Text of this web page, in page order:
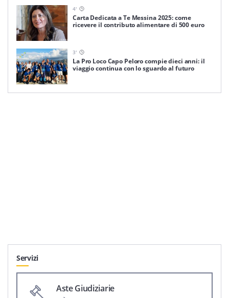
4'
Carta Dedicata a Te Messina 2025: come
ricevere il contributo alimentare di 500 euro
3'
La Pro Loco Capo Peloro compie dieci anni: il
viaggio continua con lo sguardo al futuro
Servizi
Aste Giudiziarie